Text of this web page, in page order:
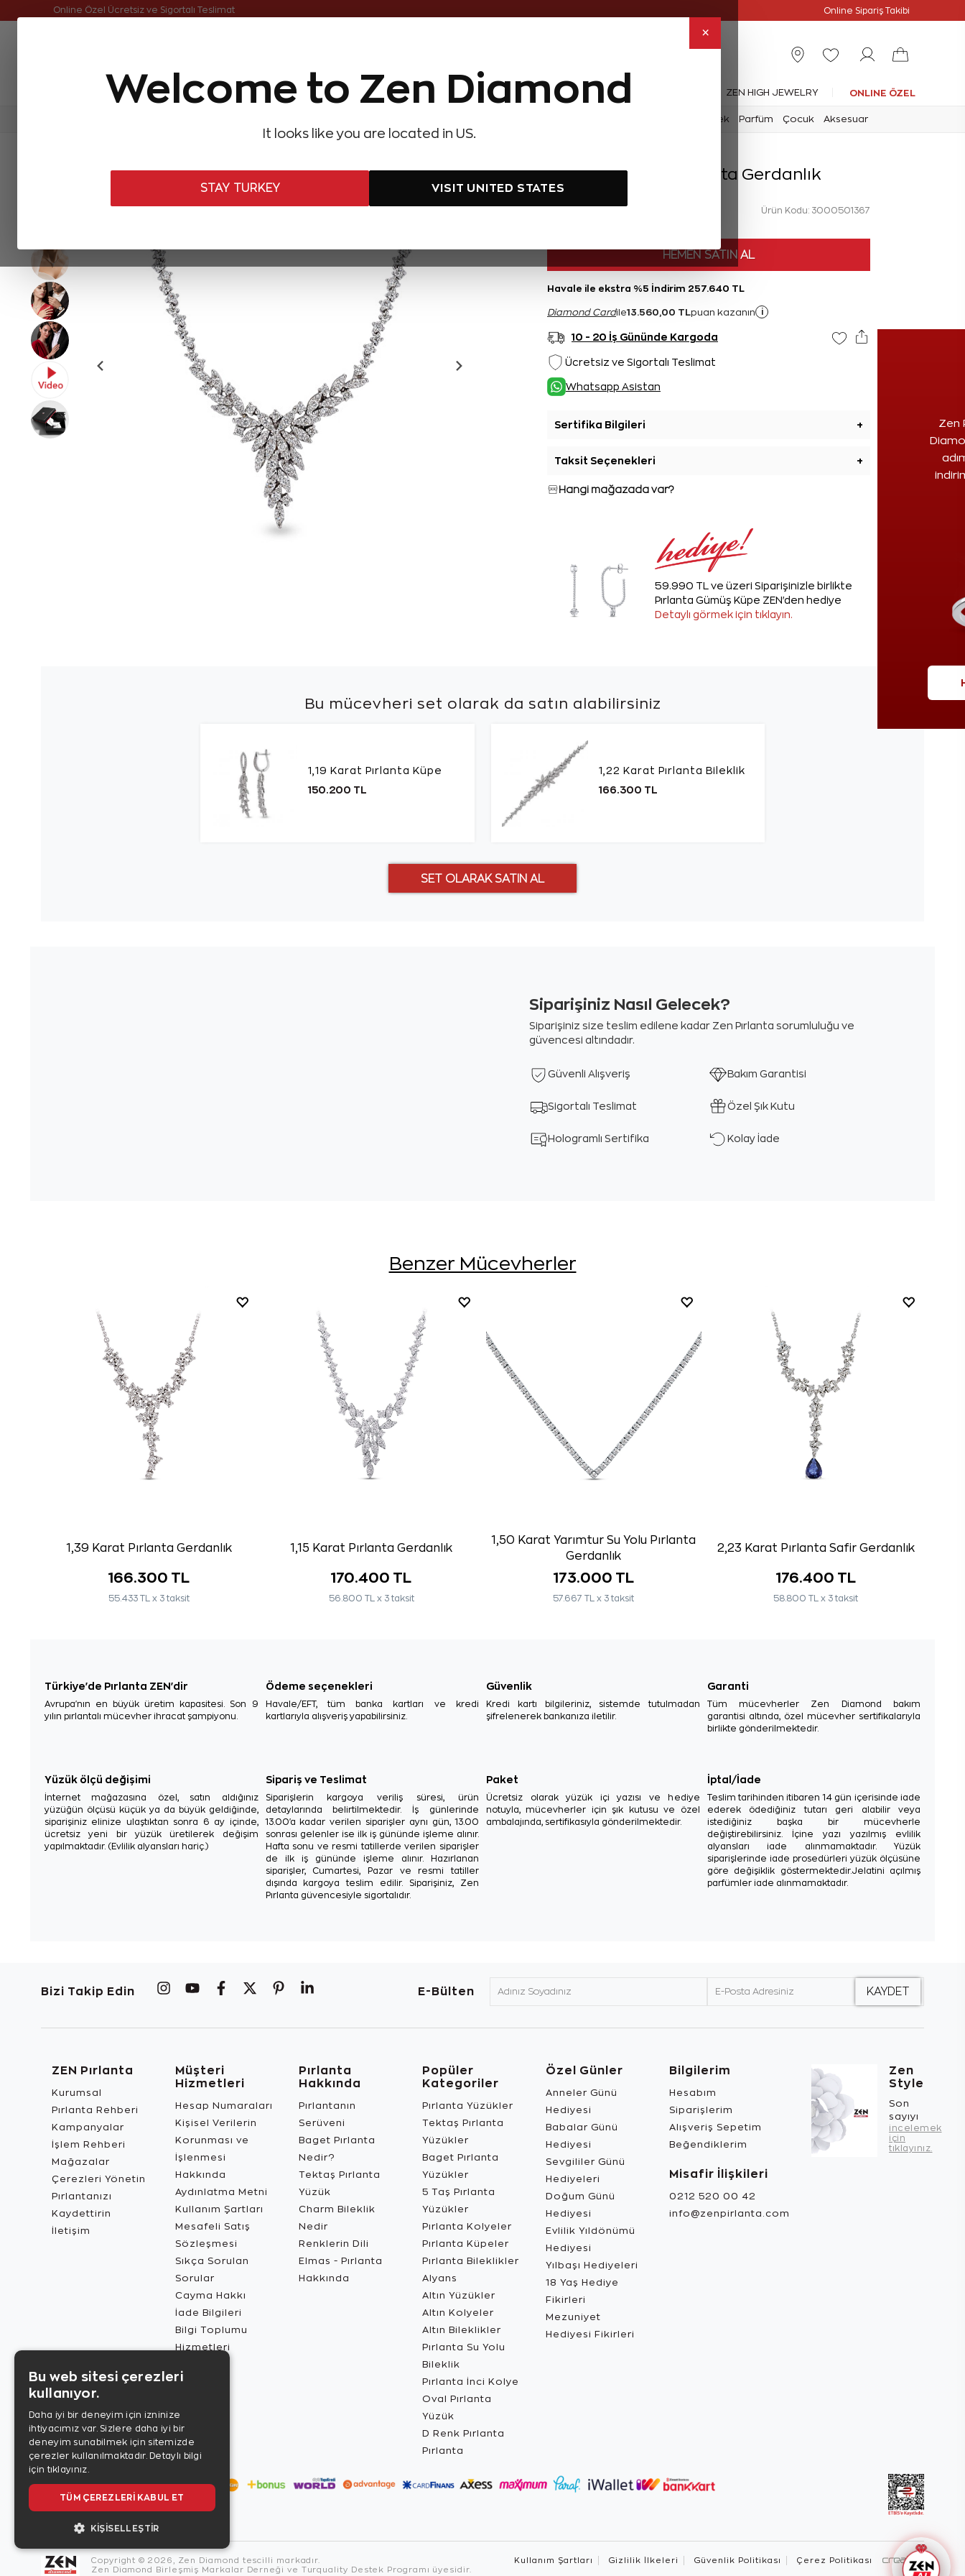
×
Welcome to Zen Diamond
It looks like you are located in US.
STAY TURKEY VISIT UNITED STATES
Online Özel Ücretsiz ve Sigortalı Teslimat Online Sipariş Takibi
Aynı Gün Kargo Çok Satanlar Hediye Önerileri Evlilik Teklifi Setler Özel Koleksiyonlar ZEN HIGH JEWELRY ONLINE ÖZEL
Erkek Parfüm Çocuk Aksesuar
1,81 Karat Pırlanta Gerdanlık
Ürün Kodu: 3000501367
HEMEN SATIN AL
Havale ile ekstra %5 İndirim 257.640 TL
Diamond Cardile13.560,00 TL puan kazanın i
Zen
10 - 20 İş Gününde Kargoda
Ücretsiz ve Sigortalı Teslimat
Whatsapp Asistan
Sertifika Bilgileri +
Taksit Seçenekleri +
Hangi mağazada var?
59.990 TL ve üzeri Siparişinizle birlikte
Pırlanta Gümüş Küpe ZEN'den hediye
Detaylı görmek için tıklayın.
Bu mücevheri set olarak da satın alabilirsiniz
1,19 Karat Pırlanta Küpe
150.200 TL
1,22 Karat Pırlanta Bileklik
166.300 TL
Siparişiniz Nasıl Gelecek?
Siparişiniz size teslim edilene kadar Zen Pırlanta sorumluluğu ve
güvencesi altındadır.
Güvenli Alışveriş Bakım Garantisi
Sigortalı Teslimat Özel Şık Kutu
Hologramlı Sertifika Kolay İade
Benzer Mücevherler
1,39 Karat Pırlanta Gerdanlık
166.300 TL
55.433 TL x 3 taksit
1,15 Karat Pırlanta Gerdanlık
170.400 TL
56.800 TL x 3 taksit
1,50 Karat Yarımtur Su Yolu Pırlanta
Gerdanlık
173.000 TL
57.667 TL x 3 taksit
2,23 Karat Pırlanta Safir Gerdanlık
176.400 TL
58.800 TL x 3 taksit
Türkiye'de Pırlanta ZEN'dir
Avrupa'nın en büyük üretim kapasitesi. Son 9
yılın pırlantalı mücevher ihracat şampiyonu.
Ödeme seçenekleri
Havale/EFT, tüm banka kartları ve kredi
kartlarıyla alışveriş yapabilirsiniz.
Güvenlik
Kredi kartı bilgileriniz, sistemde tutulmadan
şifrelenerek bankanıza iletilir.
Garanti
Tüm mücevherler Zen Diamond bakım
garantisi altında, özel mücevher sertifikalarıyla
birlikte gönderilmektedir.
Yüzük ölçü değişimi
İnternet mağazasına özel, satın aldığınız
yüzüğün ölçüsü küçük ya da büyük geldiğinde,
siparişiniz elinize ulaştıktan sonra 6 ay içinde,
ücretsiz yeni bir yüzük üretilerek değişim
yapılmaktadır. (Evlilik alyansları hariç.)
Sipariş ve Teslimat
Siparişlerin kargoya veriliş süresi, ürün
detaylarında belirtilmektedir. İş günlerinde
13.00'a kadar verilen siparişler aynı gün, 13.00
sonrası gelenler ise ilk iş gününde işleme alınır.
Hafta sonu ve resmi tatillerde verilen siparişler
de ilk iş gününde işleme alınır. Hazırlanan
siparişler, Cumartesi, Pazar ve resmi tatiller
dışında kargoya teslim edilir. Siparişiniz, Zen
Pırlanta güvencesiyle sigortalıdır.
Paket
Ücretsiz olarak yüzük içi yazısı ve hediye
notuyla, mücevherler için şık kutusu ve özel
ambalajında, sertifikasıyla gönderilmektedir.
İptal/İade
Teslim tarihinden itibaren 14 gün içerisinde iade
ederek ödediğiniz tutarı geri alabilir veya
istediğiniz başka bir mücevherle
değiştirebilirsiniz. İçine yazı yazılmış evlilik
alyansları iade alınmamaktadır. Yüzük
siparişlerinde iade prosedürleri yüzük ölçüsüne
göre değişiklik göstermektedir.Jelatini açılmış
parfümler iade alınmamaktadır.
Bizi Takip Edin E-Bülten
ZEN Pırlanta
Kurumsal
Pırlanta Rehberi
Kampanyalar
İşlem Rehberi
Mağazalar
Çerezleri Yönetin
Pırlantanızı
Kaydettirin
İletişim
Müşteri
Hizmetleri
Hesap Numaraları
Kişisel Verilerin
Korunması ve
İşlenmesi
Hakkında
Aydınlatma Metni
Kullanım Şartları
Mesafeli Satış
Sözleşmesi
Sıkça Sorulan
Sorular
Cayma Hakkı
İade Bilgileri
Bilgi Toplumu
Hizmetleri
Pırlanta
Hakkında
Pırlantanın
Serüveni
Baget Pırlanta
Nedir?
Tektaş Pırlanta
Yüzük
Charm Bileklik
Nedir
Renklerin Dili
Elmas - Pırlanta
Hakkında
Popüler
Kategoriler
Pırlanta Yüzükler
Tektaş Pırlanta
Yüzükler
Baget Pırlanta
Yüzükler
5 Taş Pırlanta
Yüzükler
Pırlanta Kolyeler
Pırlanta Küpeler
Pırlanta Bileklikler
Alyans
Altın Yüzükler
Altın Kolyeler
Altın Bileklikler
Pırlanta Su Yolu
Bileklik
Pırlanta İnci Kolye
Oval Pırlanta
Yüzük
D Renk Pırlanta
Pırlanta
Özel Günler
Anneler Günü
Hediyesi
Babalar Günü
Hediyesi
Sevgililer Günü
Hediyeleri
Doğum Günü
Hediyesi
Evlilik Yıldönümü
Hediyesi
Yılbaşı Hediyeleri
18 Yaş Hediye
Fikirleri
Mezuniyet
Hediyesi Fikirleri
Bilgilerim
Hesabım
Siparişlerim
Alışveriş Sepetim
Beğendiklerim
Misafir İlişkileri
0212 520 00 42
info@zenpirlanta.com
Zen
Style
Son
sayıyı
incelemek
için
tıklayınız.
Copyright © 2026, Zen Diamond tescilli markadır.
Zen Diamond Birleşmiş Markalar Derneği ve Turquality Destek Programı üyesidir.
Kullanım Şartları Gizlilik İlkeleri Güvenlik Politikası Çerez Politikası
Bu web sitesi çerezleri
kullanıyor.
Daha iyi bir deneyim için izninize
ihtiyacımız var. Sizlere daha iyi bir
deneyim sunabilmek için sitemizde
çerezler kullanılmaktadır. Detaylı bilgi
için tıklayınız.
TÜM ÇEREZLERI KABUL ET
KIŞISELLEŞTIR